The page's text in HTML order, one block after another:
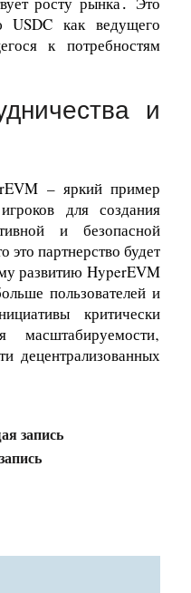
USDC как ведущего
к потребностям
и
– яркий пример
для создания
и безопасной
это партнерство будет
развитию HyperEVM
пользователей и
критически
децентрализованных
запись